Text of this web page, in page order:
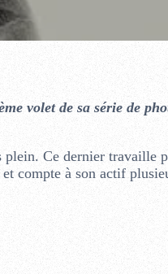
volet de sa série de
plein. Ce dernier travaille
compte à son actif